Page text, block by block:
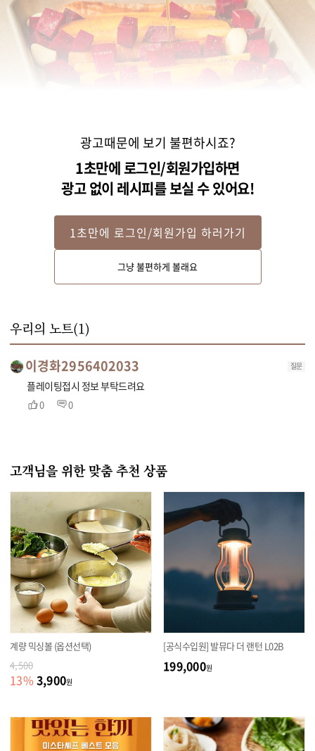
내열 용기에 당근과 비트, 마늘을 올리고 올리브유, 메이플시럽, 소금, 후춧가
루를 골고루 뿌려주세요.
광고때문에 보기 불편하시죠?
1초만에 로그인/회원가입하면
광고 없이 레시피를 보실 수 있어요!
1초만에 로그인/회원가입 하러가기
그냥 불편하게 볼래요
우리의 노트(1)
이경화2956402033 질문
플레이팅접시 정보 부탁드려요
0 0
고객님을 위한 맞춤 추천 상품
계량 믹싱볼 (옵션선택)
4,500
13% 3,900원
[공식수입원] 발뮤다 더 랜턴 L02B
199,000원